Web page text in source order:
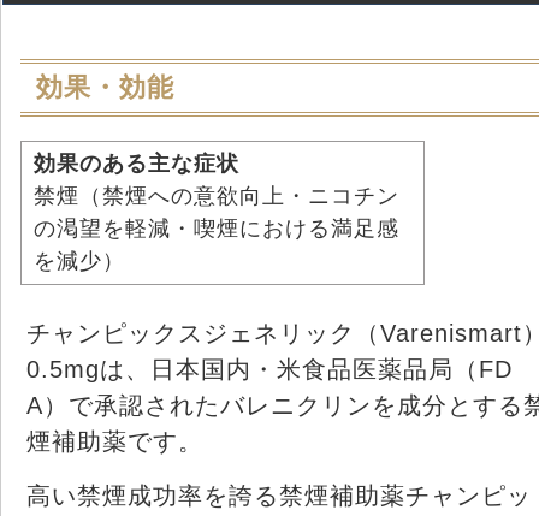
効果・効能
効果のある主な症状
禁煙（禁煙への意欲向上・ニコチン
の渇望を軽減・喫煙における満足感
を減少）
チャンピックスジェネリック（Varenismart
0.5mgは、日本国内・米食品医薬品局（FD
A）で承認されたバレニクリンを成分とする
煙補助薬です。
高い禁煙成功率を誇る禁煙補助薬チャンピッ